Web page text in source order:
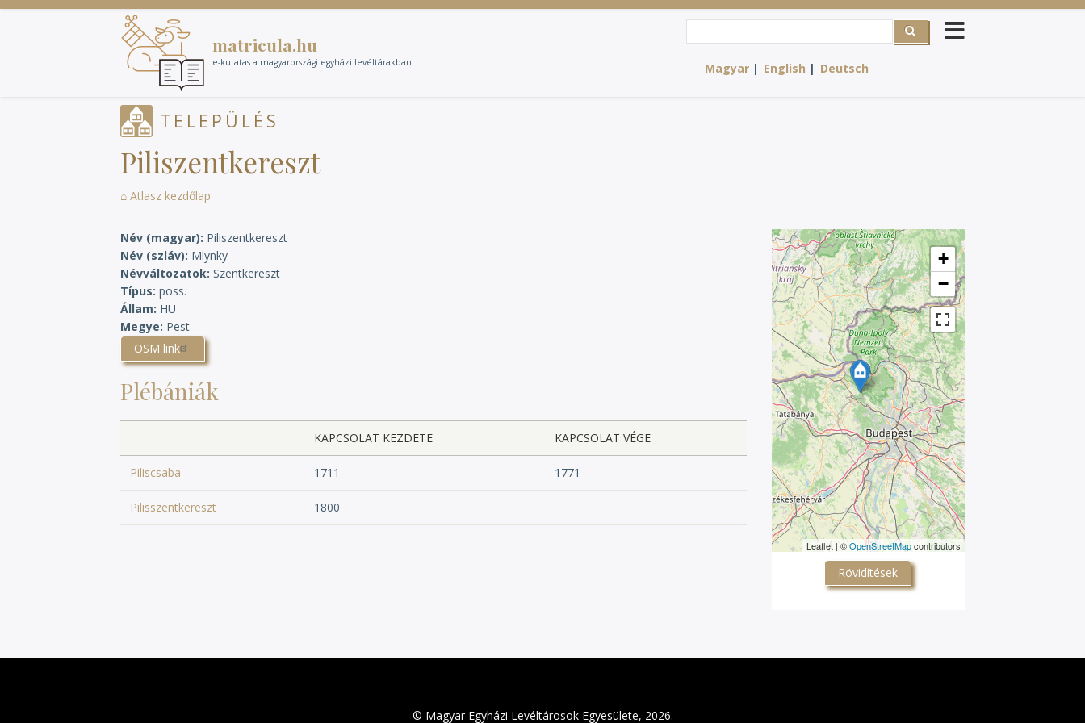
Ugrás
matricula.hu
e-kutatas a magyarországi egyházi levéltárakban
Search
Magyar English Deutsch
TELEPÜLÉS
Piliszentkereszt
⌂ Atlasz kezdőlap
Név (magyar) Piliszentkereszt
Név (szláv) Mlynky
Névváltozatok Szentkereszt
Típus poss.
Állam HU
Megye Pest
OSM link
Plébániák
KAPCSOLAT KEZDETE KAPCSOLAT VÉGE
Piliscsaba 1711 1771
Pilisszentkereszt 1800
+
−
Leaflet | ©OpenStreetMapcontributors
Rövidítések
© Magyar Egyházi Levéltárosok Egyesülete, 2026.